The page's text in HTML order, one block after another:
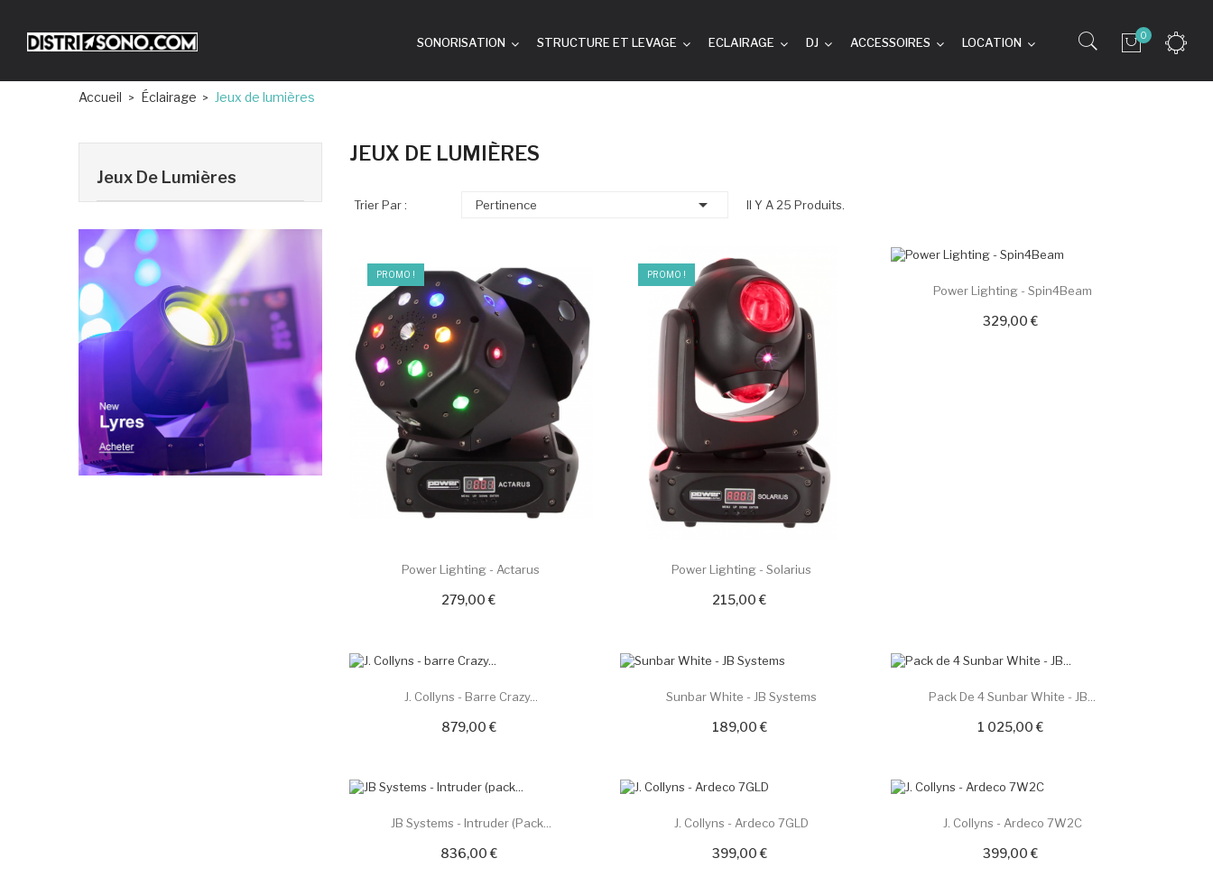
0
SONORISATION STRUCTURE ET LEVAGE ECLAIRAGE DJ ACCESSOIRES LOCATION
Accueil Éclairage Jeux de lumières
Jeux De Lumières
JEUX DE LUMIÈRES
Trier Par : Pertinence  Il Y A 25 Produits.
PROMO !
Power Lighting - Actarus
279,00 €
PROMO !
Power Lighting - Solarius
215,00 €
Power Lighting - Spin4Beam
329,00 €
J. Collyns - Barre Crazy...
879,00 €
Sunbar White - JB Systems
189,00 €
Pack De 4 Sunbar White - JB...
1 025,00 €
JB Systems - Intruder (pack...
836,00 €
J. Collyns - Ardeco 7GLD
399,00 €
J. Collyns - Ardeco 7W2C
399,00 €